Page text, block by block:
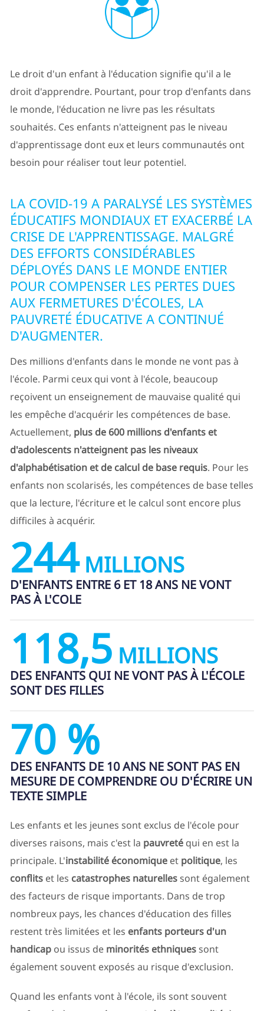
Le droit d'un enfant à l'éducation signifie qu'il a le
droit d'apprendre. Pourtant, pour trop d'enfants dans
le monde, l'éducation ne livre pas les résultats
souhaités. Ces enfants n'atteignent pas le niveau
d'apprentissage dont eux et leurs communautés ont
besoin pour réaliser tout leur potentiel.
LA COVID-19 A PARALYSÉ LES SYSTÈMES
ÉDUCATIFS MONDIAUX ET EXACERBÉ LA
CRISE DE L'APPRENTISSAGE. MALGRÉ
DES EFFORTS CONSIDÉRABLES
DÉPLOYÉS DANS LE MONDE ENTIER
POUR COMPENSER LES PERTES DUES
AUX FERMETURES D'ÉCOLES, LA
PAUVRETÉ ÉDUCATIVE A CONTINUÉ
D'AUGMENTER.
Des millions d'enfants dans le monde ne vont pas à
l'école. Parmi ceux qui vont à l'école, beaucoup
reçoivent un enseignement de mauvaise qualité qui
les empêche d'acquérir les compétences de base.
Actuellement, plus de 600 millions d'enfants et
d'adolescents n'atteignent pas les niveaux
d'alphabétisation et de calcul de base requis. Pour les
enfants non scolarisés, les compétences de base telles
que la lecture, l'écriture et le calcul sont encore plus
difficiles à acquérir.
244MILLIONS
D'ENFANTS ENTRE 6 ET 18 ANS NE VONT
PAS À L'COLE
118,5 MILLIONS
DES ENFANTS QUI NE VONT PAS À L'ÉCOLE
SONT DES FILLES
70 %
DES ENFANTS DE 10 ANS NE SONT PAS EN
MESURE DE COMPRENDRE OU D'ÉCRIRE UN
TEXTE SIMPLE
Les enfants et les jeunes sont exclus de l'école pour
diverses raisons, mais c'est la pauvretéqui en est la
principale. L'instabilité économiqueet politique, les
conflits et les catastrophes naturellessont également
des facteurs de risque importants. Dans de trop
nombreux pays, les chances d'éducation des filles
restent très limitées et les enfants porteurs d'un
handicapou issus de minorités ethniquessont
également souvent exposés au risque d'exclusion.
Quand les enfants vont à l'école, ils sont souvent